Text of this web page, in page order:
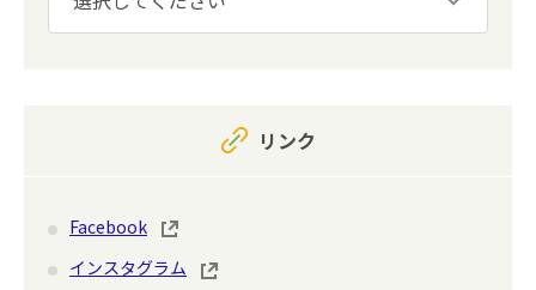
リンク
Facebook
インスタグラム